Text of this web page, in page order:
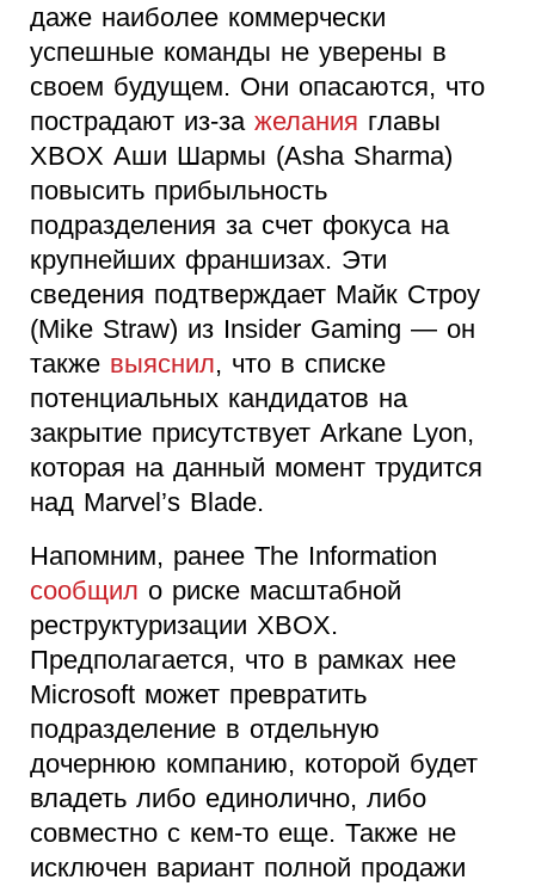
даже наиболее коммерчески
успешные команды не уверены в
своем будущем. Они опасаются, что
пострадают из-за желания главы
XBOX Аши Шармы (Asha Sharma)
повысить прибыльность
подразделения за счет фокуса на
крупнейших франшизах. Эти
сведения подтверждает Майк Строу
(Mike Straw) из Insider Gaming — он
также выяснил, что в списке
потенциальных кандидатов на
закрытие присутствует Arkane Lyon,
которая на данный момент трудится
над Marvel’s Blade.
Напомним, ранее The Information
сообщил о риске масштабной
реструктуризации XBOX.
Предполагается, что в рамках нее
Microsoft может превратить
подразделение в отдельную
дочернюю компанию, которой будет
владеть либо единолично, либо
совместно с кем-то еще. Также не
исключен вариант полной продажи